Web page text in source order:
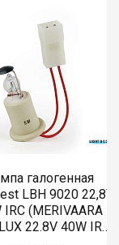
галогенная
LBH 9020 22,8V
IRC (MERIVAARA
22.8V 40W IRC